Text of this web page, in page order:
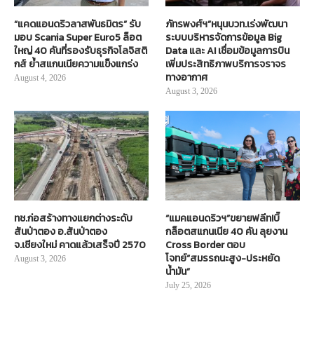
“แคดแอนดริวลาสพันธมิตร” รับ
มอบ Scania Super Euro5 ล็อต
ใหญ่ 40 คันที่รองรับธุรกิจโลจิสติ
กส์ ย้ำสแกนเนียความแข็งแกร่ง
August 4, 2026
ภัทรพงศ์ฯ”หนุนบวท.เร่งพัฒนา
ระบบบริหารจัดการข้อมูล Big
Data และ AI เชื่อมข้อมูลการบิน
เพิ่มประสิทธิภาพบริการจราจร
ทางอากาศ
August 3, 2026
ทช.ก่อสร้างทางแยกต่างระดับ
สันป่าตอง อ.สันป่าตอง
จ.เชียงใหม่ คาดแล้วเสร็จปี 2570
August 3, 2026
“แมคแอนดริวฯ”ขยายฟลีท!บิ๊
กล็อตสแกนเนีย 40 คัน ลุยงาน
Cross Border ตอบ
โจทย์“สมรรถนะสูง-ประหยัด
น้ำมัน”
July 25, 2026